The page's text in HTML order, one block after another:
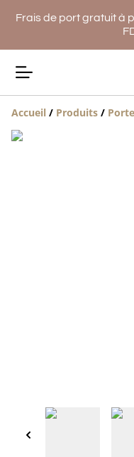
Frais de port gratuit à
Accueil / Produits /